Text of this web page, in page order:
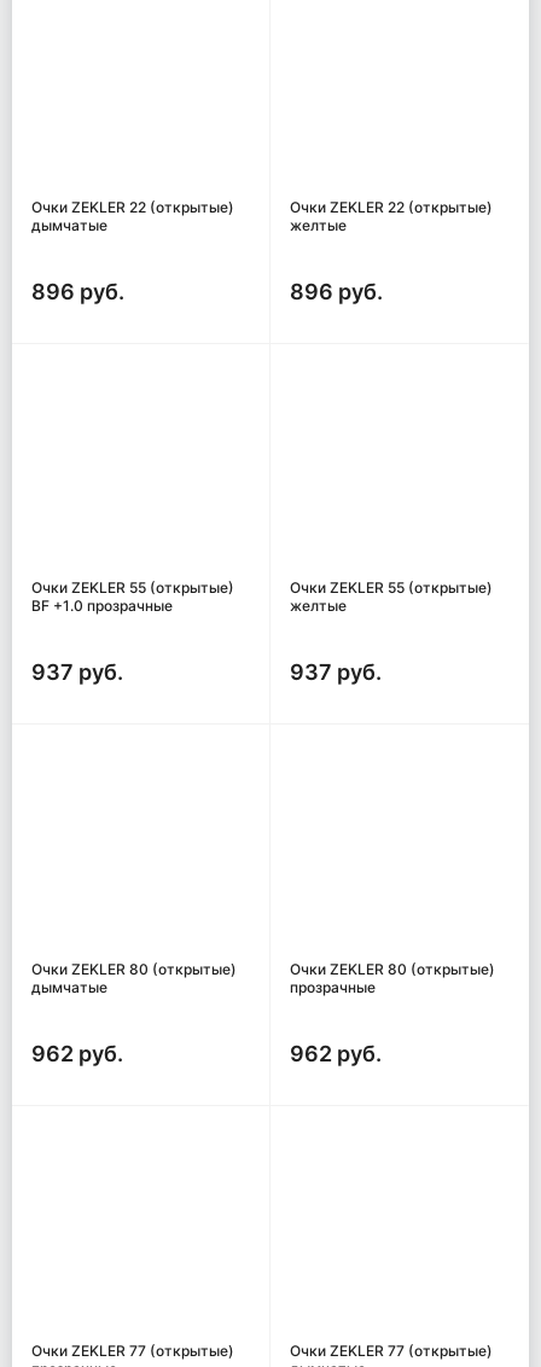
Очки ZEKLER 22 (открытые)
дымчатые
896 руб.
Очки ZEKLER 22 (открытые)
желтые
896 руб.
Очки ZEKLER 55 (открытые)
BF +1.0 прозрачные
937 руб.
Очки ZEKLER 55 (открытые)
желтые
937 руб.
Очки ZEKLER 80 (открытые)
дымчатые
962 руб.
Очки ZEKLER 80 (открытые)
прозрачные
962 руб.
Очки ZEKLER 77 (открытые)
Очки ZEKLER 77 (открытые)